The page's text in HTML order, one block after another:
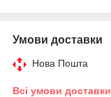
Умови доставки
Нова Пошта
Всі умови доставки